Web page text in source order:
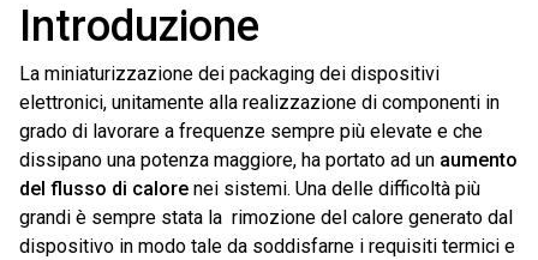
Introduzione
La miniaturizzazione dei packaging dei dispositivi
elettronici, unitamente alla realizzazione di componenti in
grado di lavorare a frequenze sempre più elevate e che
dissipano una potenza maggiore, ha portato ad un aumento
del flusso di calore nei sistemi. Una delle difficoltà più
grandi è sempre stata la rimozione del calore generato dal
dispositivo in modo tale da soddisfarne i requisiti termici e